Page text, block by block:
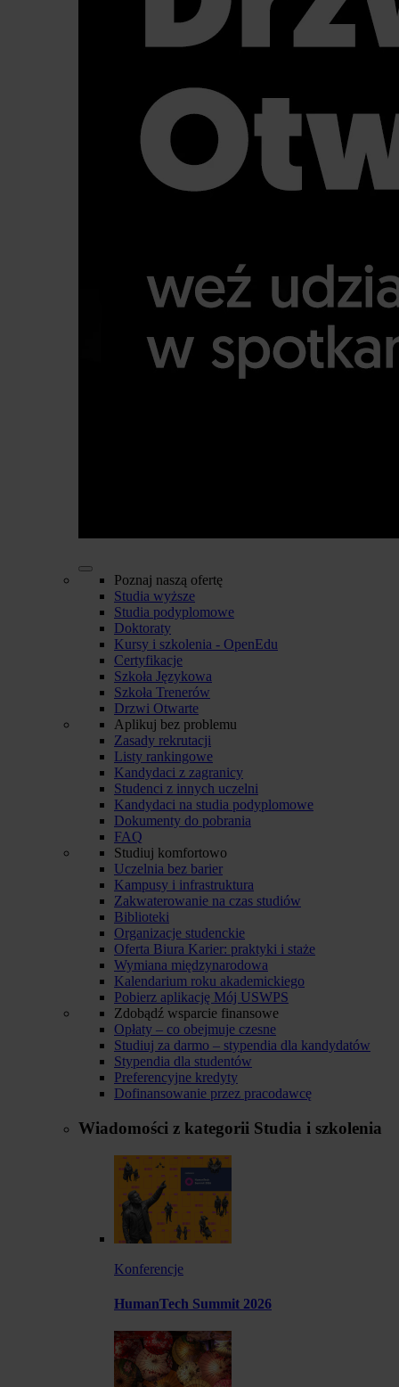
Poznaj naszą ofertę
Studia wyższe
Studia podyplomowe
Doktoraty
Kursy i szkolenia - OpenEdu
Certyfikacje
Szkoła Językowa
Szkoła Trenerów
Drzwi Otwarte
Aplikuj bez problemu
Zasady rekrutacji
Listy rankingowe
Kandydaci z zagranicy
Studenci z innych uczelni
Kandydaci na studia podyplomowe
Dokumenty do pobrania
FAQ
Studiuj komfortowo
Uczelnia bez barier
Kampusy i infrastruktura
Zakwaterowanie na czas studiów
Biblioteki
Organizacje studenckie
Oferta Biura Karier: praktyki i staże
Wymiana międzynarodowa
Kalendarium roku akademickiego
Pobierz aplikację Mój USWPS
Zdobądź wsparcie finansowe
Opłaty – co obejmuje czesne
Studiuj za darmo – stypendia dla kandydatów
Stypendia dla studentów
Preferencyjne kredyty
Dofinansowanie przez pracodawcę
Wiadomości z kategorii Studia i szkolenia
Konferencje
HumanTech Summit 2026